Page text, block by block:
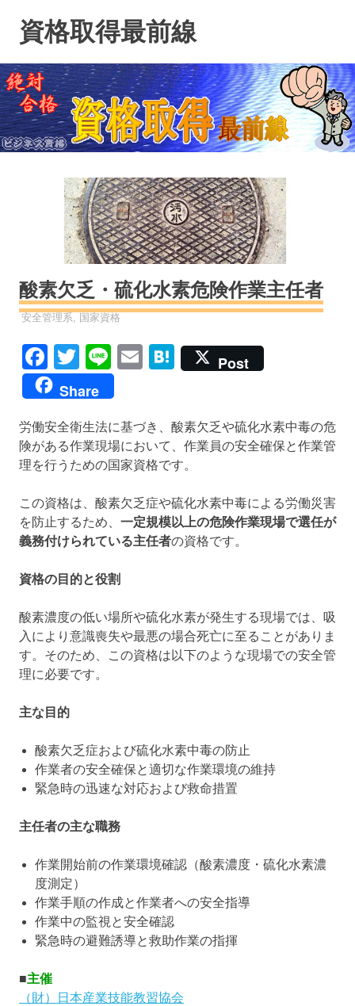
ン
ツ
へ
ス
キ
資格取得最前線
酸素欠乏・硫化水素危険作業主任者
資格
安全管理系 国家資格
Facebook
Twitter
LineEmailHatena
Post
Share
労働安全衛生法に基づき、酸素欠乏や硫化水素中毒の危
険がある作業現場において、作業員の安全確保と作業管
理を行うための国家資格です。
この資格は、酸素欠乏症や硫化水素中毒による労働災害
を防止するため、 一定規模以上の危険作業現場で選任が
義務付けられている主任者の資格です。
資格の目的と役割
酸素濃度の低い場所や硫化水素が発生する現場では、吸
入により意識喪失や最悪の場合死亡に至ることがありま
す。そのため、この資格は以下のような現場での安全管
理に必要です。
主な目的
酸素欠乏症および硫化水素中毒の防止
作業者の安全確保と適切な作業環境の維持
緊急時の迅速な対応および救命措置
主任者の主な職務
作業開始前の作業環境確認（酸素濃度・硫化水素濃
度測定）
作業手順の作成と作業者への安全指導
作業中の監視と安全確認
緊急時の避難誘導と救助作業の指揮
■主催
（財）日本産業技能教習協会